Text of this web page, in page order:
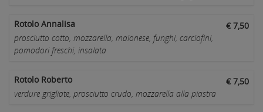
Rotolo Annalisa
€ 7,50
prosciutto cotto, mozzarella, maionese, funghi, carciofini,
pomodori freschi, insalata
Rotolo Roberto
€ 7,50
verdure grigliate, prosciutto crudo, mozzarella alla piastra